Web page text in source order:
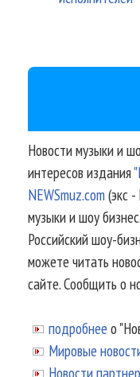
Новости музыки и
интересов издания
NEWSmuz.com(экс
музыки и шоу
Российский шоу-
можете читать
сайте. Сообщить о
подробнее о
Мировые
Новости